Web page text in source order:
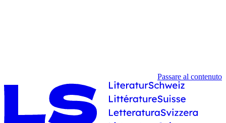
Passare al contenuto